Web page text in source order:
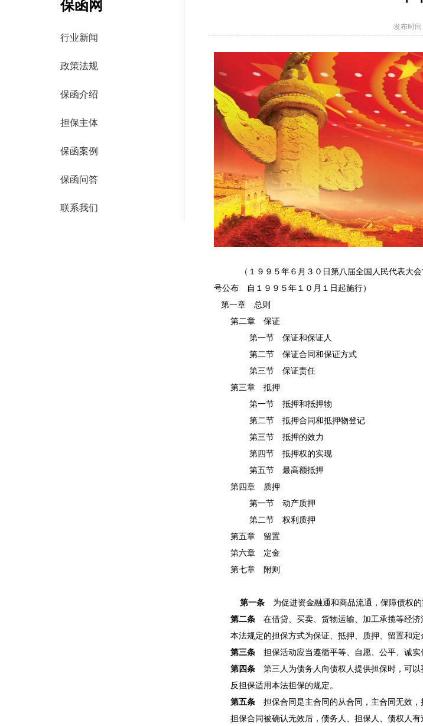
保函网
行业新闻
政策法规
保函介绍
担保主体
保函案例
保函问答
联系我们
发布时
（１９９５年６月３０日第八届全国人民代表大会
号公布 自１９９５年１０月１日起施行）
第一章 总则
第二章 保证
第一节 保证和保证人
第二节 保证合同和保证方式
第三节 保证责任
第三章 抵押
第一节 抵押和抵押物
第二节 抵押合同和抵押物登记
第三节 抵押的效力
第四节 抵押权的实现
第五节 最高额抵押
第四章 质押
第一节 动产质押
第二节 权利质押
第五章 留置
第六章 定金
第七章 附则
第一条 为促进资金融通和商品流通，保障债权的
第二条 在借贷、买卖、货物运输、加工承揽等经济
本法规定的担保方式为保证、抵押、质押、留置和定
第三条 担保活动应当遵循平等、自愿、公平、诚实
第四条 第三人为债务人向债权人提供担保时，可以
反担保适用本法担保的规定。
第五条 担保合同是主合同的从合同，主合同无效，
担保合同被确认无效后，债务人、担保人、债权人有